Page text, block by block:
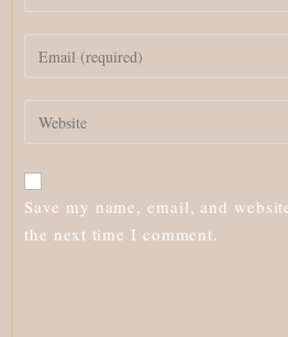
name
or
username
to
comment
email
address
to
comment
URL
(optional)
Save my name, email, and
the next time I comment.